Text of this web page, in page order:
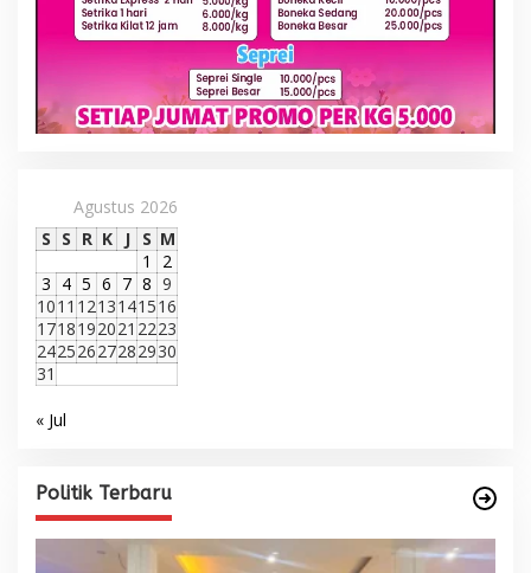
Agustus 2026
S S R K J S M
1
2
3 4 5 6 7 8 9
1011 1213141516
1718192021 2223
24252627282930
31
« Jul
Politik Terbaru